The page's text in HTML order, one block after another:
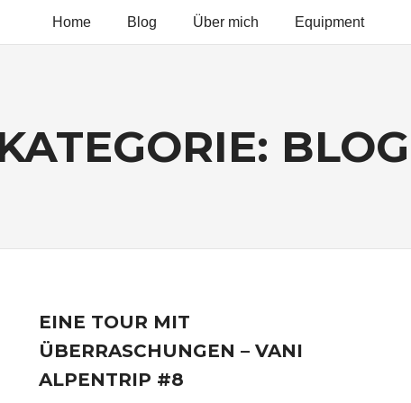
Home Blog Über mich Equipment
BLOG
EINE TOUR MIT
ÜBERRASCHUNGEN – VANI
ALPENTRIP #8